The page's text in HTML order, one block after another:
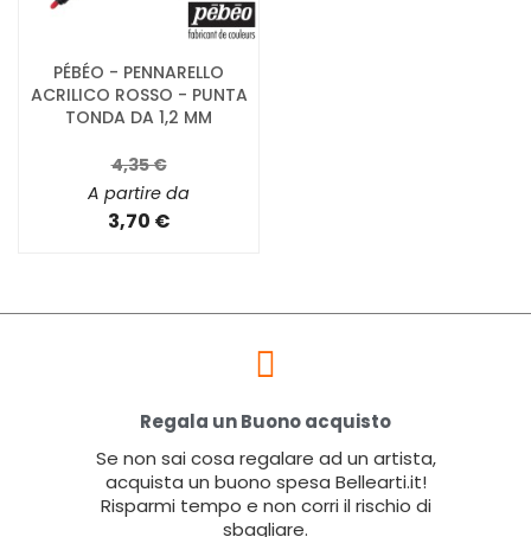
PÉBÉO - PENNARELLO
ACRILICO ROSSO - PUNTA
TONDA DA 1,2 MM
4,35 €
A partire da
3,70 €
Regala un Buono acquisto
Se non sai cosa regalare ad un artista,
acquista un buono spesa Bellearti.it!
Risparmi tempo e non corri il rischio di
sbagliare.